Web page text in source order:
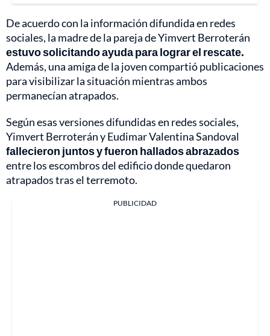
De acuerdo con la información difundida en redes
sociales, la madre de la pareja de Yimvert Berroterán
estuvo solicitando ayuda para lograr el rescate.
Además, una amiga de la joven compartió publicaciones
para visibilizar la situación mientras ambos
permanecían atrapados.
Según esas versiones difundidas en redes sociales,
Yimvert Berroterán y Eudimar Valentina Sandoval
fallecieron juntos y fueron hallados abrazados
entre los escombros del edificio donde quedaron
atrapados tras el terremoto.
PUBLICIDAD